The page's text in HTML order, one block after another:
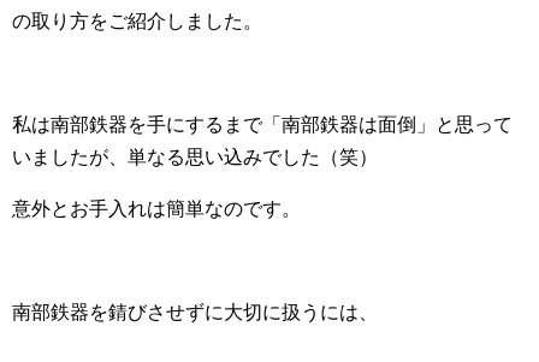
の取り方をご紹介しました。
私は南部鉄器を手にするまで「南部鉄器は面倒」と思って
いましたが、単なる思い込みでした（笑）
意外とお手入れは簡単なのです。
南部鉄器を錆びさせずに大切に扱うには、